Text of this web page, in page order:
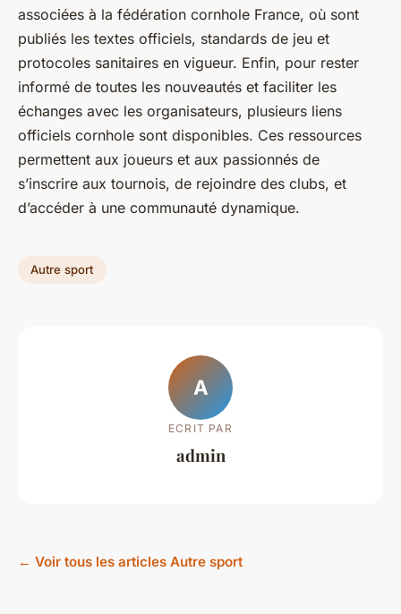
associées à la fédération cornhole France, où sont
publiés les textes officiels, standards de jeu et
protocoles sanitaires en vigueur. Enfin, pour rester
informé de toutes les nouveautés et faciliter les
échanges avec les organisateurs, plusieurs liens
officiels cornhole sont disponibles. Ces ressources
permettent aux joueurs et aux passionnés de
s’inscrire aux tournois, de rejoindre des clubs, et
d’accéder à une communauté dynamique.
Autre sport
A
ECRIT PAR
admin
← Voir tous les articles Autre sport